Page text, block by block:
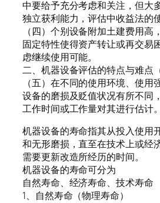
中要给予充分考虑和关注，但大
独立获利能力，评估中收益法的
（四）个别设备附加土建费用高
固定特性使得资产转让或再交易
虑继续使用可能。
二、机器设备评估的特点与难点（
（五）在不同的使用环境、使用
设备的磨损及贬值状况有所不同
工作时间或工作量对其进行估计。
机器设备的寿命指其从投入使用
和无形磨损，直至在技术上或经
需要更新改造所经历的时间。
机器设备的寿命可分为
自然寿命、经济寿命、技术寿命
1、自然寿命（物理寿命）